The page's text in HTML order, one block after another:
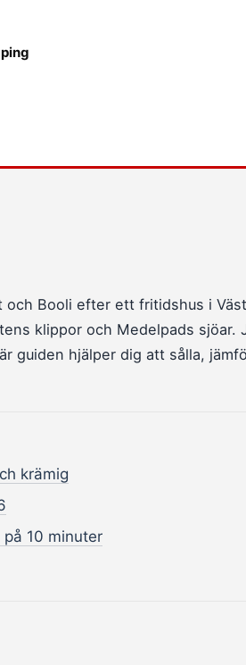
Booli efter ett fritidshus i
klippor och Medelpads sjöar.
guiden hjälper dig att sålla,
krämig
10 minuter